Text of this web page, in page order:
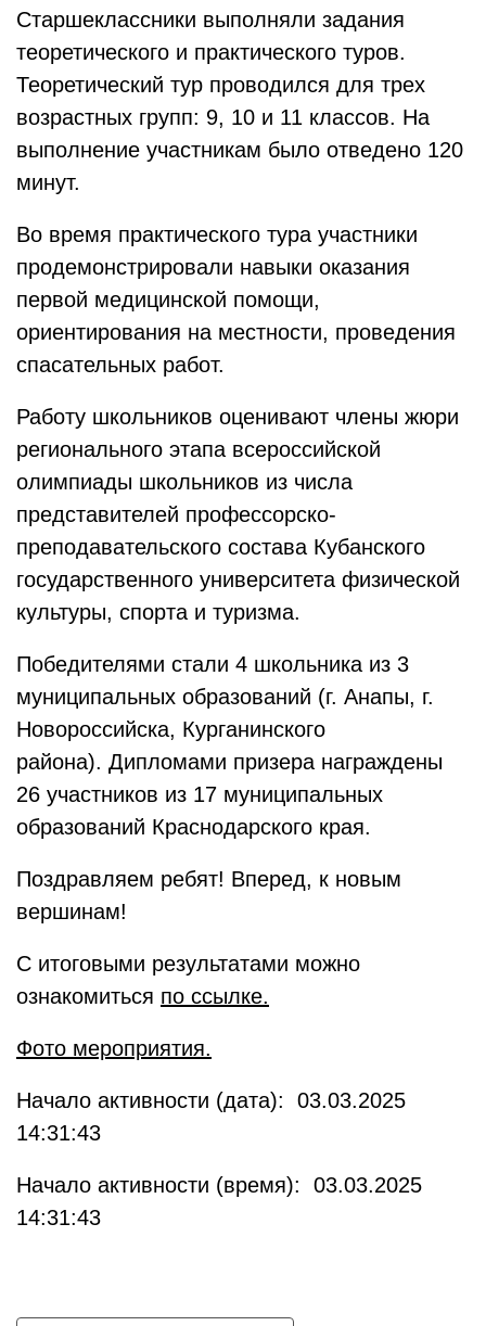
Старшеклассники выполняли задания
теоретического и практического туров.
Теоретический тур проводился для трех
возрастных групп: 9, 10 и 11 классов. На
выполнение участникам было отведено 120
минут.
Во время практического тура участники
продемонстрировали навыки оказания
первой медицинской помощи,
ориентирования на местности, проведения
спасательных работ.
Работу школьников оценивают члены жюри
регионального этапа всероссийской
олимпиады школьников из числа
представителей профессорско-
преподавательского состава Кубанского
государственного университета физической
культуры, спорта и туризма.
Победителями стали 4 школьника из 3
муниципальных образований (г. Анапы, г.
Новороссийска, Курганинского
района). Дипломами призера награждены
26 участников из 17 муниципальных
образований Краснодарского края.
Поздравляем ребят! Вперед, к новым
вершинам!
С итоговыми результатами можно
ознакомиться по ссылке.
Фото мероприятия.
Начало активности (дата): 03.03.2025
14:31:43
Начало активности (время): 03.03.2025
14:31:43